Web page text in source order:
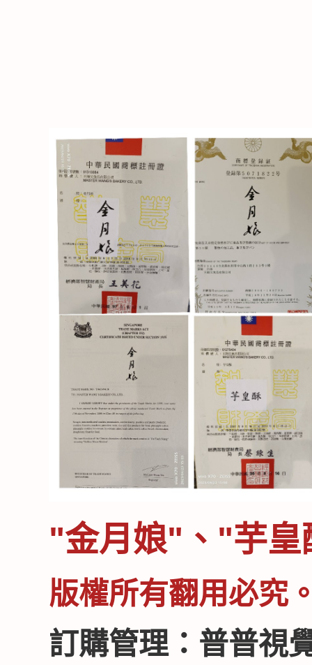
"金月娘"、"芋
版權所有翻用必究
訂購管理： 普普視